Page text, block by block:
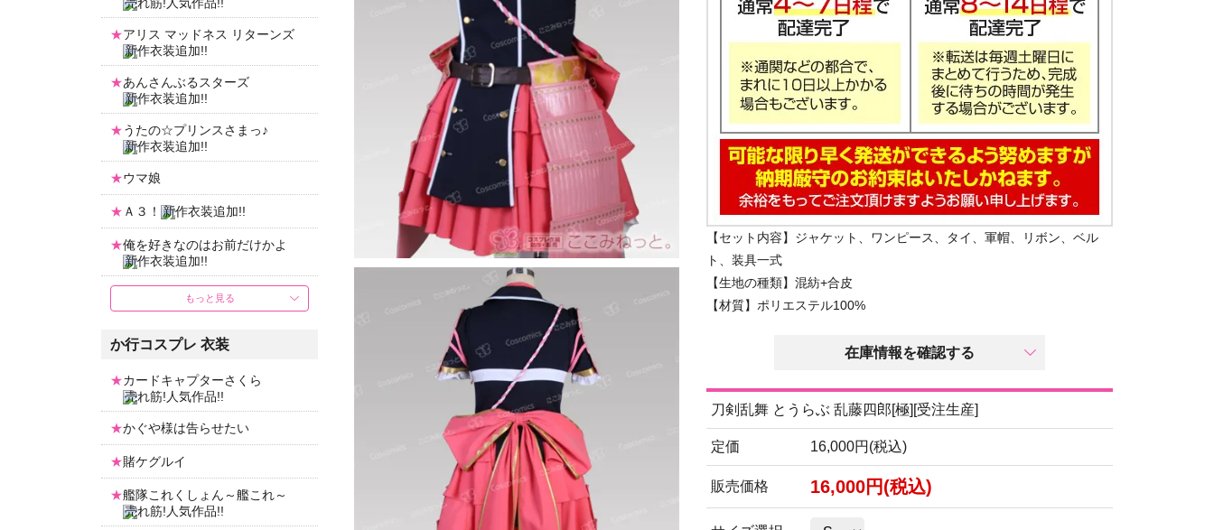
【セット内容】ジャケット、ワンピース、タイ、軍帽、リボン、ベル
ト、装具一式
【生地の種類】混紡+合皮
【材質】ポリエステル100%
在庫情報を確認する
刀剣乱舞 とうらぶ 乱藤四郎[極][受注生産]
定価 16,000円(税込)
販売価格 16,000円(税込)
アリス マッドネス リターンズ
あんさんぶるスターズ
うたの☆プリンスさまっ♪
ウマ娘
Ａ３！
俺を好きなのはお前だけかよ
もっと見る
か行コスプレ 衣装
カードキャプターさくら
かぐや様は告らせたい
賭ケグルイ
艦隊これくしょん～艦これ～